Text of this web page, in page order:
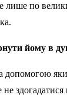
лише по
йому в
допомогою
не